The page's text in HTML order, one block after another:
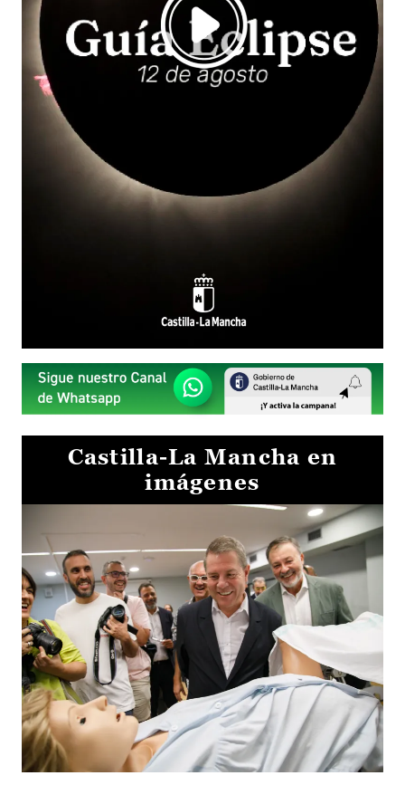
Castilla-La Mancha en
imágenes